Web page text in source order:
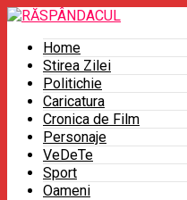
Home
Stirea Zilei
Politichie
Caricatura
Cronica de Film
Personaje
VeDeTe
Sport
Oameni